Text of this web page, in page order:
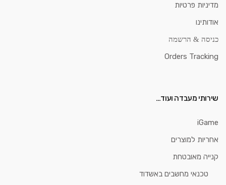
מדיניות פרטיות
אודותינו
כניסה & הרשמה
Orders Tracking
שירותי מעבדה ועוד…
iGame
אחריות למוצרים
קנייה מאובטחת
טכנאי מחשבים באשדוד